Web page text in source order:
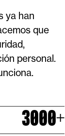
ya han
que
personal.
3000+